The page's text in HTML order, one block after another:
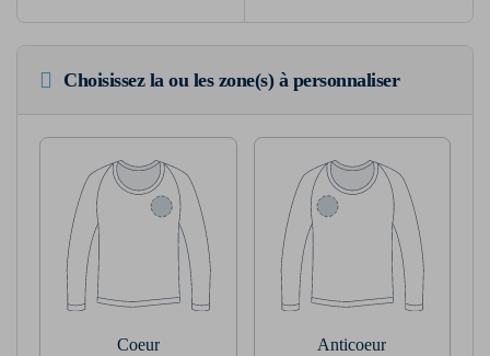
Choisissez la ou les zone(s) à personnaliser
Coeur Anticoeur